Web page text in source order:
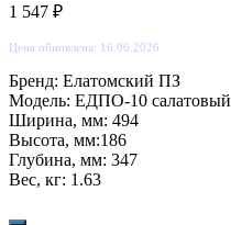
1 547 ₽
Цена обновлена: 16.06.2026
Бренд: Елатомский ПЗ
Модель: ЕДПО-10 салатовый
Ширина, мм: 494
Высота, мм:186
Глубина, мм: 347
Вес, кг: 1.63